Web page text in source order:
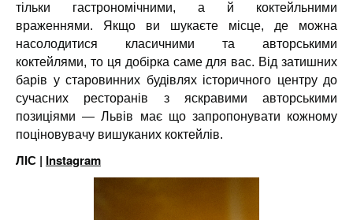
тільки гастрономічними, а й коктейльними
враженнями. Якщо ви шукаєте місце, де можна
насолодитися класичними та авторськими
коктейлями, то ця добірка саме для вас. Від затишних
барів у старовинних будівлях історичного центру до
сучасних ресторанів з яскравими авторськими
позиціями — Львів має що запропонувати кожному
поціновувачу вишуканих коктейлів.
ЛІС | Instagram